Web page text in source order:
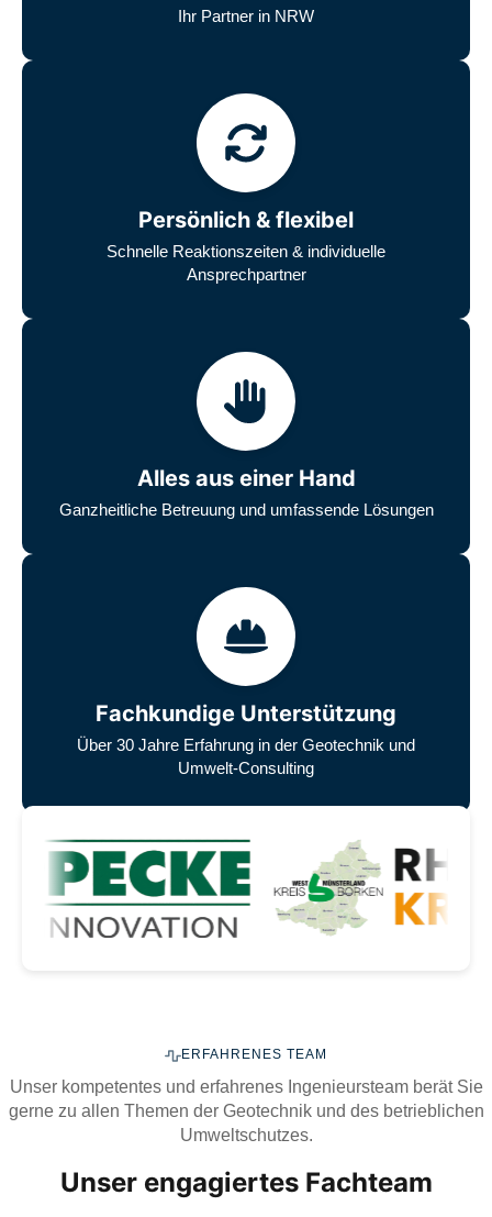
Ihr Partner in NRW
Persönlich & flexibel
Schnelle Reaktionszeiten & individuelle
Ansprechpartner
Alles aus einer Hand
Ganzheitliche Betreuung und umfassende Lösungen
Fachkundige Unterstützung
Über 30 Jahre Erfahrung in der Geotechnik und
Umwelt-Consulting
ERFAHRENES TEAM
Unser kompetentes und erfahrenes Ingenieursteam berät Sie
gerne zu allen Themen der Geotechnik und des betrieblichen
Umweltschutzes.
Unser engagiertes Fachteam